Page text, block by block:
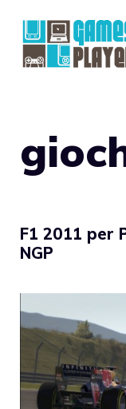
contenuto
F1 2011 per
NGP